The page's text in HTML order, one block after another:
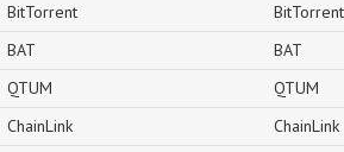
BitTorrent
BAT
QTUM
ChainLink
BitTorrent
BAT
QTUM
ChainLink